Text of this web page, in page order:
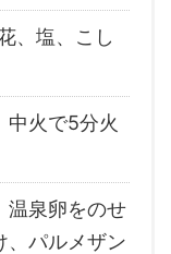
、塩、こし
中火で5分火
温泉卵をのせ
、パルメザン